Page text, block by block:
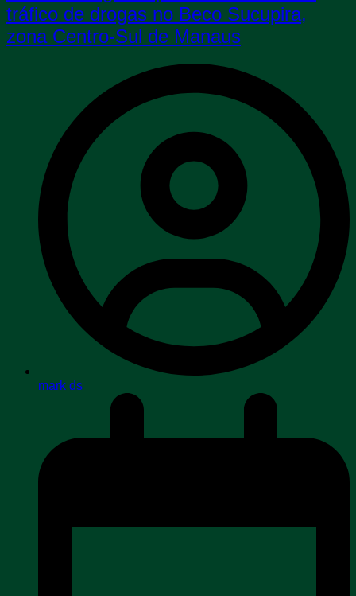
tráfico de drogas no Beco Sucupira,
zona Centro-Sul de Manaus
mark ds